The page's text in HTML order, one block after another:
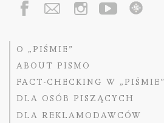
O „PIŚMIE”
ABOUT PISMO
FACT-CHECKING W „PIŚMIE”
DLA OSÓB PISZĄCYCH
DLA REKLAMODAWCÓW